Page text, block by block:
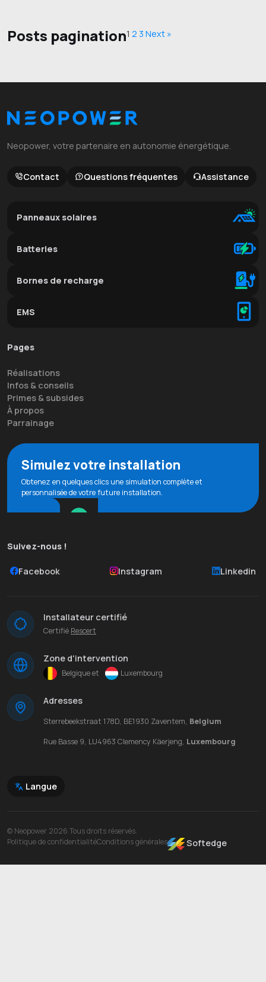
Posts pagination1 2 3 Next »
Neopower, votre partenaire en autonomie énergétique.
Contact Questions fréquentes Assistance
Panneaux solaires
Batteries
Bornes de recharge
EMS
Pages
Réalisations
Infos & conseils
Primes & subsides
À propos
Parrainage
Simulez votre installation
Obtenez en quelques clics une simulation complète et
personnalisée de votre future installation.
Suivez-nous !
Facebook Instagram Linkedin
Installateur certifié
Certifié Rescert
Zone d'intervention
Belgique et Luxembourg
Adresses
Sterrebeekstraat 178D, BE1930 Zaventem, Belgium
Rue Basse 9, LU4963 Clemency Käerjeng, Luxembourg
Langue
© Neopower 2026 Tous droits réservés.
Politique de confidentialitéConditions générales Softedge